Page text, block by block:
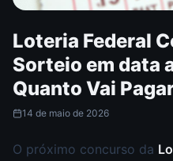
Loteria Federal
Sorteio em data
Quanto Vai
14 de maio de 2026
O próximo concurso da